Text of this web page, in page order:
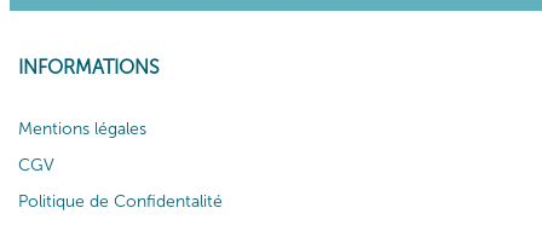
INFORMATIONS
Mentions légales
CGV
Politique de Confidentalité